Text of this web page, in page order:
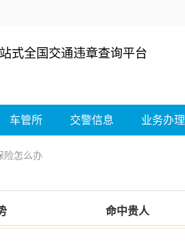
式全国交通违章查询平台
车管所 交警信息 业务办理
险怎么办
命中贵人